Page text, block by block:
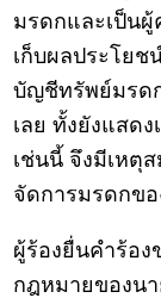
มรดกและเป็น
เก็บผลประโยช
บัญชีทรัพย์มรด
เลย ทั้งยังแสด
เช่นนี้ จึงมีเหตุ
จัดการมรดกขอ
ผู้ร้องยื่นคำร้อง
กฎหมายของน